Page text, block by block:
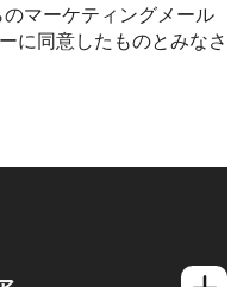
マーケティングメール
ーに同意したものとみなさ